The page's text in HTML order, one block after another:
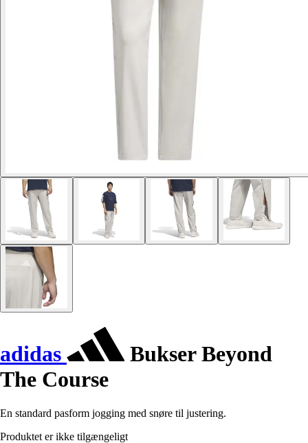
adidas
Bukser Beyond
The Course
En standard pasform jogging med snøre til justering.
Produktet er ikke tilgængeligt